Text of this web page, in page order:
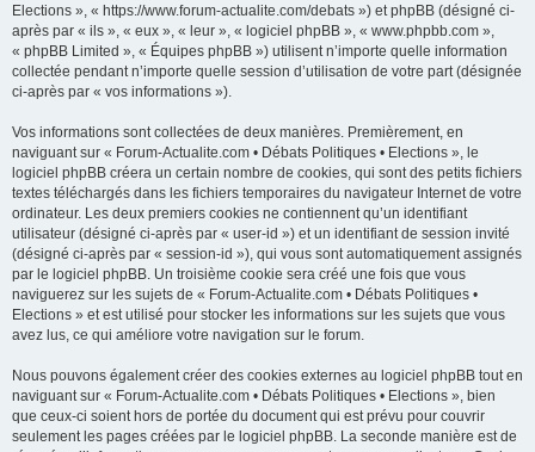
Elections », « https://www.forum-actualite.com/debats ») et phpBB (désigné ci-
après par « ils », « eux », « leur », « logiciel phpBB », « www.phpbb.com »,
« phpBB Limited », « Équipes phpBB ») utilisent n’importe quelle information
collectée pendant n’importe quelle session d’utilisation de votre part (désignée
ci-après par « vos informations »).
Vos informations sont collectées de deux manières. Premièrement, en
naviguant sur « Forum-Actualite.com • Débats Politiques • Elections », le
logiciel phpBB créera un certain nombre de cookies, qui sont des petits fichiers
textes téléchargés dans les fichiers temporaires du navigateur Internet de votre
ordinateur. Les deux premiers cookies ne contiennent qu’un identifiant
utilisateur (désigné ci-après par « user-id ») et un identifiant de session invité
(désigné ci-après par « session-id »), qui vous sont automatiquement assignés
par le logiciel phpBB. Un troisième cookie sera créé une fois que vous
naviguerez sur les sujets de « Forum-Actualite.com • Débats Politiques •
Elections » et est utilisé pour stocker les informations sur les sujets que vous
avez lus, ce qui améliore votre navigation sur le forum.
Nous pouvons également créer des cookies externes au logiciel phpBB tout en
naviguant sur « Forum-Actualite.com • Débats Politiques • Elections », bien
que ceux-ci soient hors de portée du document qui est prévu pour couvrir
seulement les pages créées par le logiciel phpBB. La seconde manière est de